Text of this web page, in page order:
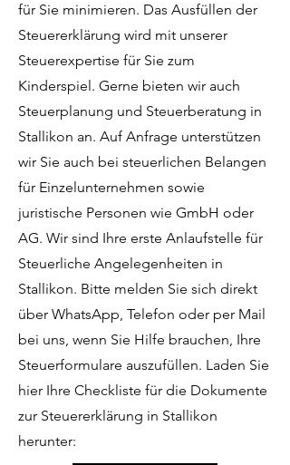
für Sie minimieren. Das Ausfüllen der
Steuererklärung wird mit unserer
Steuerexpertise für Sie zum
Kinderspiel. Gerne bieten wir auch
Steuerplanung und Steuerberatung in
Stallikon an. Auf Anfrage unterstützen
wir Sie auch bei steuerlichen Belangen
für Einzelunternehmen sowie
juristische Personen wie GmbH oder
AG. Wir sind Ihre erste Anlaufstelle für
Steuerliche Angelegenheiten in
Stallikon. Bitte melden Sie sich direkt
über WhatsApp, Telefon oder per Mail
bei uns, wenn Sie Hilfe brauchen, Ihre
Steuerformulare auszufüllen. Laden Sie
hier Ihre Checkliste für die Dokumente
zur Steuererklärung in Stallikon
herunter: